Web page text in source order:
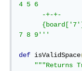
4 5 6
7 8 9'''
def isValidSpace
"""Returns